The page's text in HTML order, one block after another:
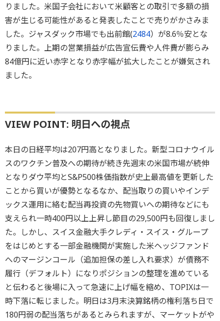
りました。米国子会社において米顧客との取引で多額の損
害が生じる可能性があると発表したことで売りがかさみま
した。ジャスダック市場でも出前館(2484）が8.6％安とな
りました。上期の営業損益が広告宣伝費や人件費が膨らみ
84億円に近い赤字となり赤字幅が拡大したことが嫌気され
ました。
VIEW POINT: 明日への視点
本日の日経平均は207円高となりました。新型コロナウイル
スのワクチン普及への期待が続き先週末の米国市場が続伸
となりダウ平均とS&P500株価指数が史上最高値を更新した
ことから買いが優勢となるなか、配当取りの買いやインデ
ックス運用に絡む配当再投資の先物買いへの期待などにも
支えられ一時400円以上上昇し節目の29,500円も回復しまし
た。しかし、スイス金融大手クレディ・スイス・グループ
をはじめとする一部金融機関が実施した米ヘッジファンド
へのマージンコール（追加担保の差し入れ要求）が債務不
履行（デフォルト）になりポジションの整理を進めている
と伝わると後場に入って急速に上げ幅を縮め、TOPIXは一
時下落に転じました。明日は3月末決算銘柄の権利落ち日で
180円弱の配当落ちがあるとみられますが、マーケットがや